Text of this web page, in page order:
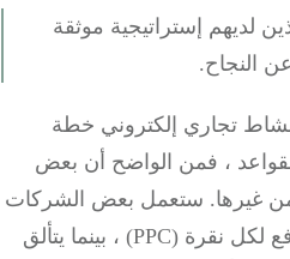
إستراتيجية موثقة
تجاري إلكترونيخطة
، فمن الواضح أن بعض
ستعمل بعض الشركات
بشكل أفضل مع إعلانات الدفع لكل نقرة (PPC) ، بينما يتألق